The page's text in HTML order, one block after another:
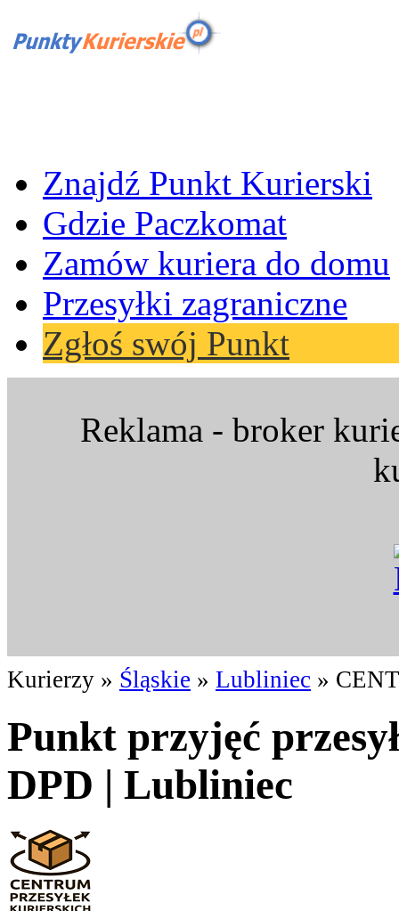
Znajdź Punkt Kurierski
Gdzie Paczkomat
Zamów kuriera do domu
Przesyłki zagraniczne
Zgłoś swój Punkt
Reklama - broker
Kurierzy » Śląskie » Lubliniec »
Punkt przyjęć
DPD | Lubliniec